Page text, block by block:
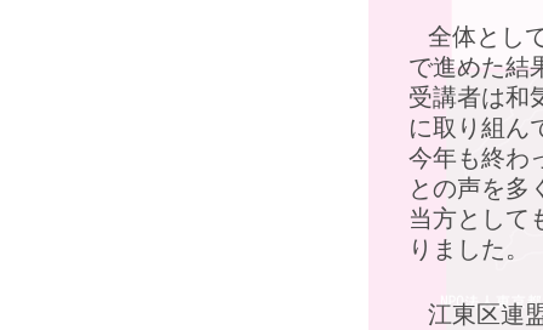
全体とし
で進めた結
受講者は和
に取り組ん
今年も終わ
との声を多
当方として
りました。
江東区連